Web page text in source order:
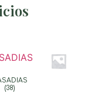
(38)